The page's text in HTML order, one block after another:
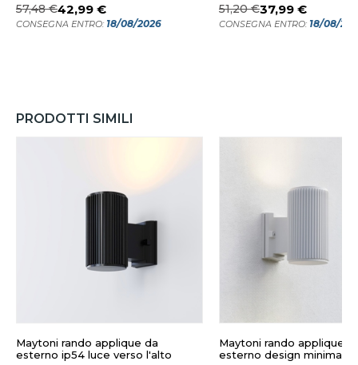
57,48 €42,99 €
CONSEGNA ENTRO: 18/08/2026
51,20 €37,99 €
CONSEGNA ENTRO: 18/08/
PRODOTTI SIMILI
Maytoni rando applique da
esterno ip54 luce verso l'alto
Maytoni rando applique
esterno design minimal